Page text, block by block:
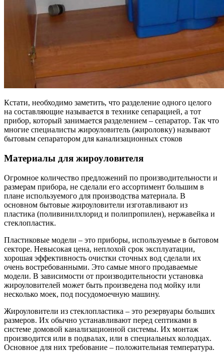
Кстати, необходимо заметить, что разделение одного целого
на составляющие называется в технике сепарацией, а тот
прибор, который занимается разделением – сепаратор. Так что
многие специалисты жироуловитель (жироловку) называют
бытовым сепаратором для канализационных стоков
Материалы для жироуловителя
Огромное количество предложений по производительности и
размерам прибора, не сделали его ассортимент большим в
плане используемого для производства материала. В
основном бытовые жироуловители изготавливают из
пластика (поливинилхлорид и полипропилен), нержавейка и
стеклопластик.
Пластиковые модели – это приборы, используемые в бытовом
секторе. Невысокая цена, неплохой срок эксплуатации,
хорошая эффективность очистки сточных вод сделали их
очень востребованными. Это самые много продаваемые
модели. В зависимости от производительности установка
жироуловителей может быть произведена под мойку или
несколько моек, под посудомоечную машину.
Жироуловители из стеклопластика – это резервуары больших
размеров. Их обычно устанавливают перед септиками в
системе домовой канализационной системы. Их монтаж
производится или в подвалах, или в специальных колодцах.
Основное для них требование – положительная температура.